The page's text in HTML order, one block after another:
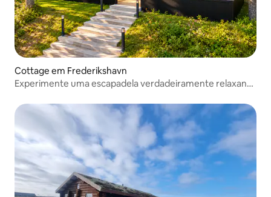
Cottage em Frederikshavn
Experimente uma escapadela verdadeiramente relaxante